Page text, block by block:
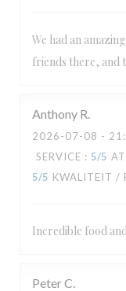
We had an
friends there, and
Anthony R
2026-07-08 -
SERVICE : 5/5
5/5 KWALITEIT /
Incredible food
PeterC